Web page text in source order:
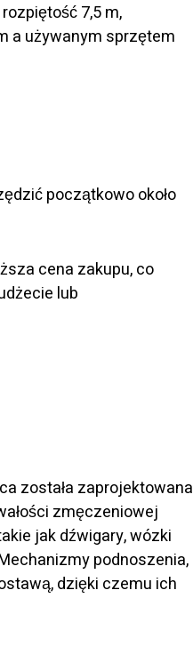
7,5 m,
a używanym sprzętem
początkowo około
cena zakupu, co
lub
została zaprojektowana
zmęczeniowej
jak dźwigary, wózki
podnoszenia,
dzięki czemu ich